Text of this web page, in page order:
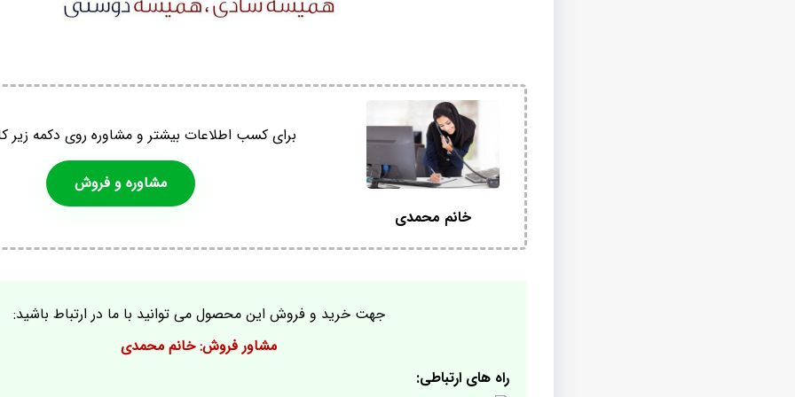
خانم محمدی
برای کسب اطلاعات بیشتر و مشاوره روی دکمه زیر
مشاوره و فروش
جهت خرید و فروش این محصول می توانید با ما در ارتباط باشید:
مشاور فروش: خانم محمدی
راه های ارتباطی: